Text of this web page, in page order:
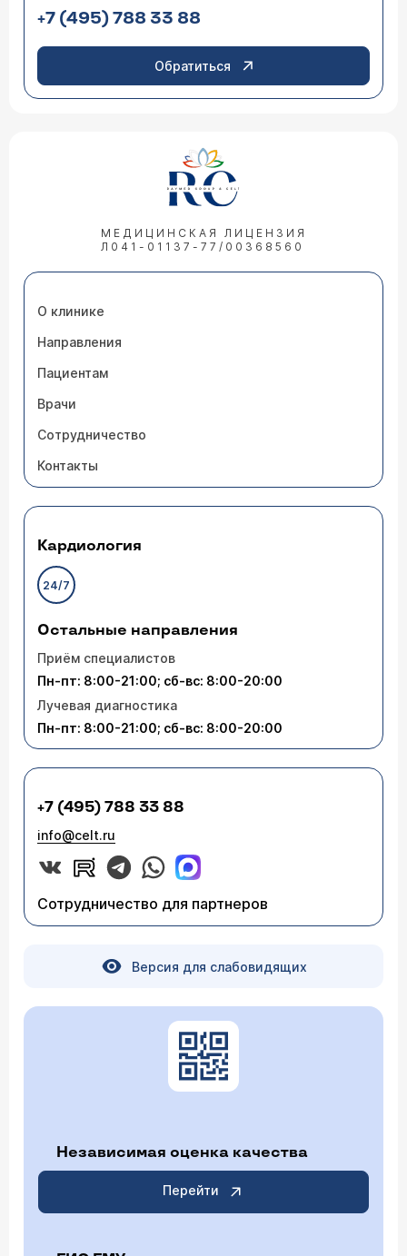
+7 (495) 788 33 88
Обратиться
МЕДИЦИНСКАЯ ЛИЦЕНЗИЯ
Л041-01137-77/00368560
О клинике
Направления
Пациентам
Врачи
Сотрудничество
Контакты
Кардиология
24/7
Остальные направления
Приём специалистов
Пн-пт: 8:00-21:00; сб-вс: 8:00-20:00
Лучевая диагностика
Пн-пт: 8:00-21:00; сб-вс: 8:00-20:00
+7 (495) 788 33 88
info@celt.ru
Сотрудничество для партнеров
Версия для слабовидящих
Независимая оценка качества
Перейти